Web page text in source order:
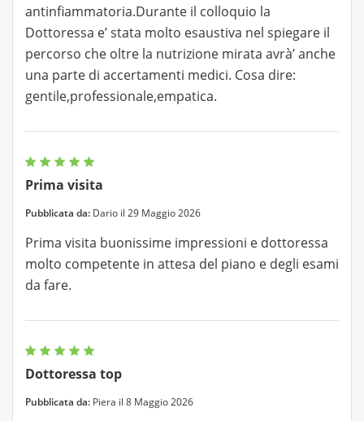
antinfiammatoria.Durante il colloquio la
Dottoressa e’ stata molto esaustiva nel spiegare il
percorso che oltre la nutrizione mirata avrà’ anche
una parte di accertamenti medici. Cosa dire:
gentile,professionale,empatica.
Prima visita
Pubblicata da: Dario il 29 Maggio 2026
Prima visita buonissime impressioni e dottoressa
molto competente in attesa del piano e degli esami
da fare.
Dottoressa top
Pubblicata da: Piera il 8 Maggio 2026